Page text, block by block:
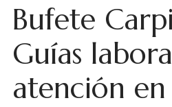
Bufete
Guías
atención en